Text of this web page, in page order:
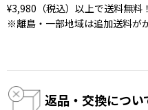
¥3,980（税込）以上で送料無料！
※離島・一部地域は追加送料が
返品・交換につい